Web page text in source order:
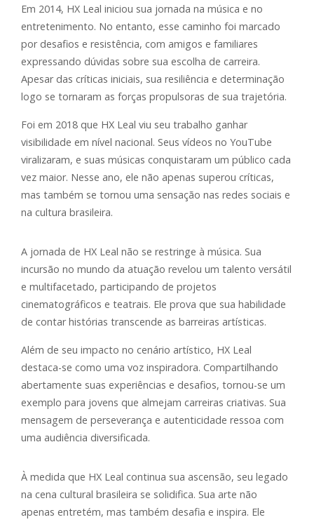
Em 2014, HX Leal iniciou sua jornada na música e no
entretenimento. No entanto, esse caminho foi marcado
por desafios e resistência, com amigos e familiares
expressando dúvidas sobre sua escolha de carreira.
Apesar das críticas iniciais, sua resiliência e determinação
logo se tornaram as forças propulsoras de sua trajetória.
Foi em 2018 que HX Leal viu seu trabalho ganhar
visibilidade em nível nacional. Seus vídeos no YouTube
viralizaram, e suas músicas conquistaram um público cada
vez maior. Nesse ano, ele não apenas superou críticas,
mas também se tornou uma sensação nas redes sociais e
na cultura brasileira.
A jornada de HX Leal não se restringe à música. Sua
incursão no mundo da atuação revelou um talento versátil
e multifacetado, participando de projetos
cinematográficos e teatrais. Ele prova que sua habilidade
de contar histórias transcende as barreiras artísticas.
Além de seu impacto no cenário artístico, HX Leal
destaca-se como uma voz inspiradora. Compartilhando
abertamente suas experiências e desafios, tornou-se um
exemplo para jovens que almejam carreiras criativas. Sua
mensagem de perseverança e autenticidade ressoa com
uma audiência diversificada.
À medida que HX Leal continua sua ascensão, seu legado
na cena cultural brasileira se solidifica. Sua arte não
apenas entretém, mas também desafia e inspira. Ele